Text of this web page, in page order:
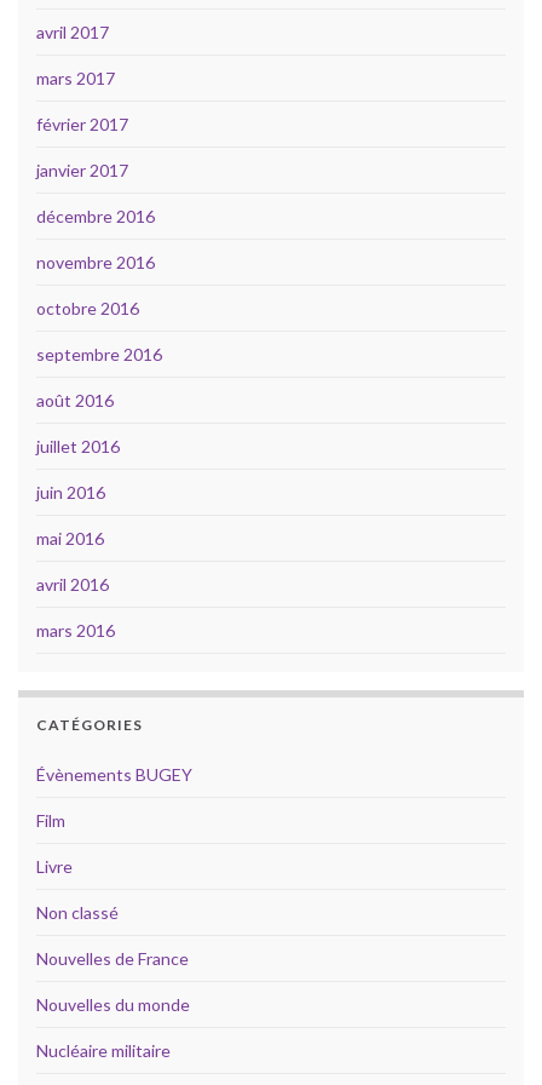
avril 2017
mars 2017
février 2017
janvier 2017
décembre 2016
novembre 2016
octobre 2016
septembre 2016
août 2016
juillet 2016
juin 2016
mai 2016
avril 2016
mars 2016
CATÉGORIES
Évènements BUGEY
Film
Livre
Non classé
Nouvelles de France
Nouvelles du monde
Nucléaire militaire